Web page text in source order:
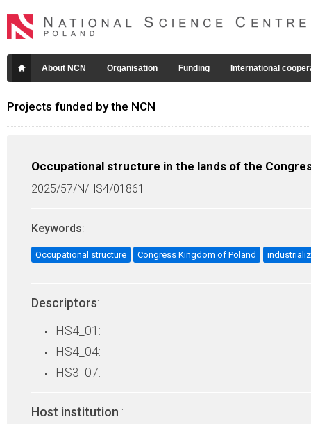
About NCN Organisation Funding International
Projects funded by the NCN
Occupational structure in the lands of the
2025/57/N/HS4/01861
Keywords:
Occupational structure Congress Kingdom of Poland
Descriptors:
HS4_01:
HS4_04:
HS3_07:
Host institution :